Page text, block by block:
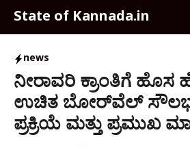
Skip
State of Kannada.in
news
ನೀರಾವರಿ ಕ್ರಾಂತಿಗೆ ಹೊಸ
ಉಚಿತ ಬೋರ್‌ವೆಲ್ ಸೌಲಭ್ಯ
ಪ್ರಕ್ರಿಯೆ ಮತ್ತು ಪ್ರಮುಖ